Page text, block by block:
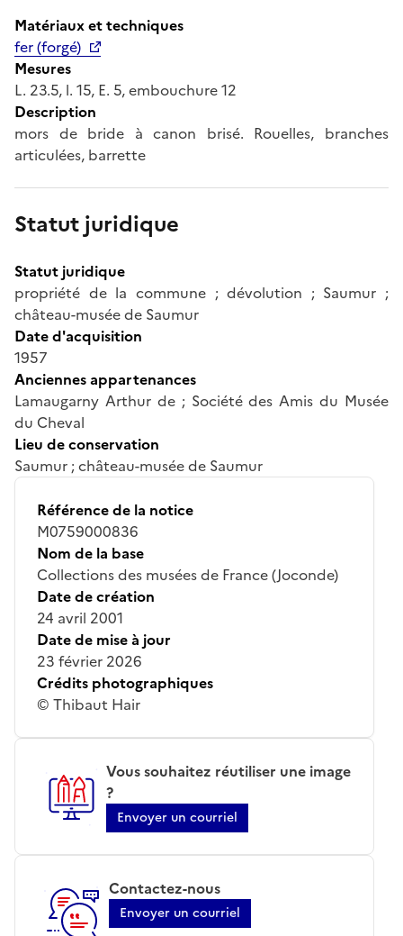
Matériaux et techniques
fer (forgé)
Mesures
L. 23.5, l. 15, E. 5, embouchure 12
Description
mors de bride à canon brisé. Rouelles, branches
articulées, barrette
Statut juridique
Statut juridique
propriété de la commune ; dévolution ; Saumur ;
château-musée de Saumur
Date d'acquisition
1957
Anciennes appartenances
Lamaugarny Arthur de ; Société des Amis du Musée
du Cheval
Lieu de conservation
Saumur ; château-musée de Saumur
Référence de la notice
M0759000836
Nom de la base
Collections des musées de France (Joconde)
Date de création
24 avril 2001
Date de mise à jour
23 février 2026
Crédits photographiques
© Thibaut Hair
Vous souhaitez réutiliser une image
?
Envoyer un courriel
Contactez-nous
Envoyer un courriel